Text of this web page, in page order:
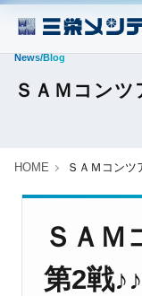
News/Blog
ＳＡＭコンツ
HOME ＳＡＭコンツ
ＳＡＭ
第2戦